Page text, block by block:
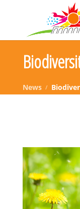
News